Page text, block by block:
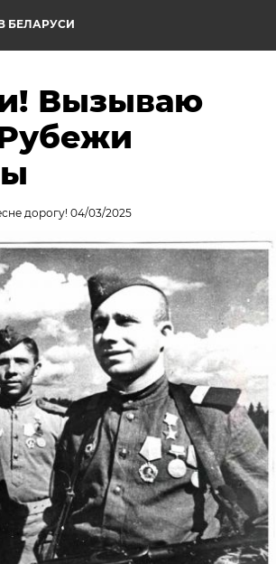
БЕЛАРУСИ
Вызываю
дорогу! 04/03/2025